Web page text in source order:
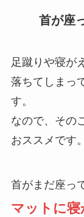
首が座
足蹴りや寝が
落ちてしまっ
す。
なので、その
おススメです。
首がまだ座っ
マットに寝